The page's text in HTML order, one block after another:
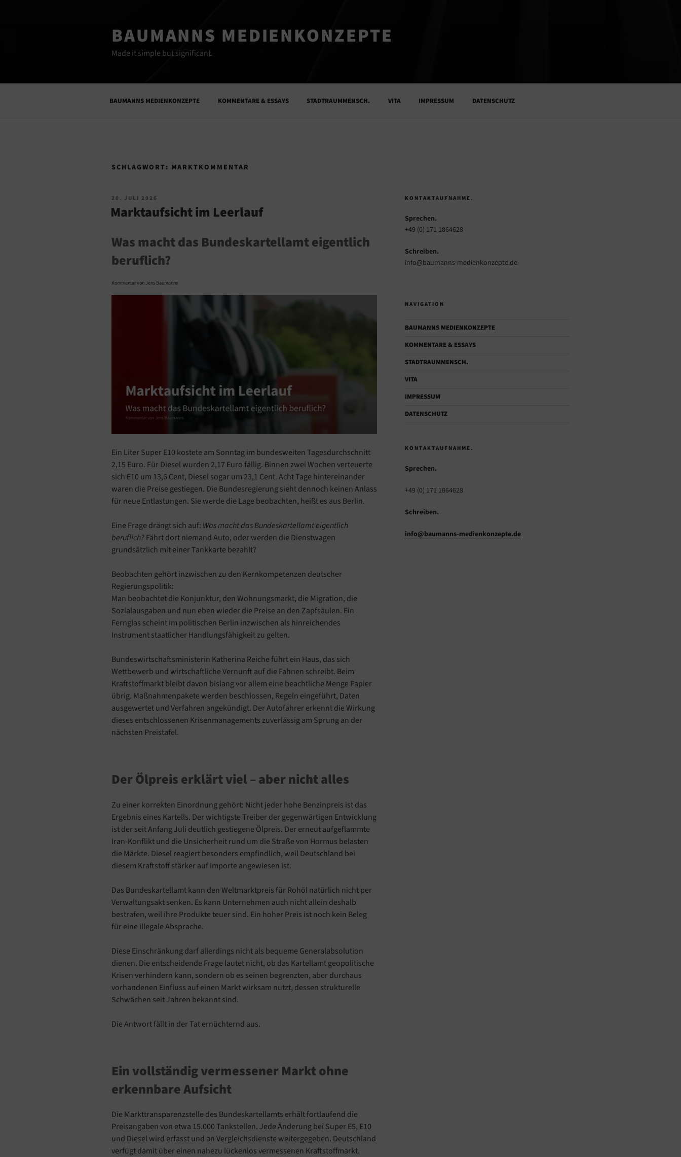
BAUMANNS MEDIENKONZEPTE
Made it simple but significant.
BAUMANNS MEDIENKONZEPTE KOMMENTARE & ESSAYS STADTRAUMMENSCH. VITA IMPRESSUM DATENSCHUTZ
SCHLAGWORT: MARKTKOMMENTAR
VERÖFFENTLICHT
20. JULI 2026
Marktaufsicht im Leerlauf
Was macht das Bundeskartellamt eigentlich
beruflich?
Kommentar von Jens Baumanns
Ein Liter Super E10 kostete am Sonntag im bundesweiten Tagesdurchschnitt
2,15 Euro. Für Diesel wurden 2,17 Euro fällig. Binnen zwei Wochen verteuerte
sich E10 um 13,6 Cent, Diesel sogar um 23,1 Cent. Acht Tage hintereinander
waren die Preise gestiegen. Die Bundesregierung sieht dennoch keinen Anlass
für neue Entlastungen. Sie werde die Lage beobachten, heißt es aus Berlin.
Eine Frage drängt sich auf: Was macht das Bundeskartellamt eigentlich
beruflich?Fährt dort niemand Auto, oder werden die Dienstwagen
grundsätzlich mit einer Tankkarte bezahlt?
Beobachten gehört inzwischen zu den Kernkompetenzen deutscher
Regierungspolitik:
Man beobachtet die Konjunktur, den Wohnungsmarkt, die Migration, die
Sozialausgaben und nun eben wieder die Preise an den Zapfsäulen. Ein
Fernglas scheint im politischen Berlin inzwischen als hinreichendes
Instrument staatlicher Handlungsfähigkeit zu gelten.
Bundeswirtschaftsministerin Katherina Reiche führt ein Haus, das sich
Wettbewerb und wirtschaftliche Vernunft auf die Fahnen schreibt. Beim
Kraftstoffmarkt bleibt davon bislang vor allem eine beachtliche Menge Papier
übrig. Maßnahmenpakete werden beschlossen, Regeln eingeführt, Daten
ausgewertet und Verfahren angekündigt. Der Autofahrer erkennt die Wirkung
dieses entschlossenen Krisenmanagements zuverlässig am Sprung an der
nächsten Preistafel.
Der Ölpreis erklärt viel – aber nicht alles
Zu einer korrekten Einordnung gehört: Nicht jeder hohe Benzinpreis ist das
Ergebnis eines Kartells. Der wichtigste Treiber der gegenwärtigen Entwicklung
ist der seit Anfang Juli deutlich gestiegene Ölpreis. Der erneut aufgeflammte
Iran-Konflikt und die Unsicherheit rund um die Straße von Hormus belasten
die Märkte. Diesel reagiert besonders empfindlich, weil Deutschland bei
diesem Kraftstoff stärker auf Importe angewiesen ist.
Das Bundeskartellamt kann den Weltmarktpreis für Rohöl natürlich nicht per
Verwaltungsakt senken. Es kann Unternehmen auch nicht allein deshalb
bestrafen, weil ihre Produkte teuer sind. Ein hoher Preis ist noch kein Beleg
für eine illegale Absprache.
Diese Einschränkung darf allerdings nicht als bequeme Generalabsolution
dienen. Die entscheidende Frage lautet nicht, ob das Kartellamt geopolitische
Krisen verhindern kann, sondern ob es seinen begrenzten, aber durchaus
vorhandenen Einfluss auf einen Markt wirksam nutzt, dessen strukturelle
Schwächen seit Jahren bekannt sind.
Die Antwort fällt in der Tat ernüchternd aus.
Ein vollständig vermessener Markt ohne
erkennbare Aufsicht
Die Markttransparenzstelle des Bundeskartellamts erhält fortlaufend die
Preisangaben von etwa 15.000 Tankstellen. Jede Änderung bei Super E5, E10
und Diesel wird erfasst und an Vergleichsdienste weitergegeben. Deutschland
verfügt damit über einen nahezu lückenlos vermessenen Kraftstoffmarkt.
KONTAKTAUFNAHME.
Sprechen.
+49 (0) 171 1864628
Schreiben.
info@baumanns-medienkonzepte.de
NAVIGATION
BAUMANNS MEDIENKONZEPTE
KOMMENTARE & ESSAYS
STADTRAUMMENSCH.
VITA
IMPRESSUM
DATENSCHUTZ
KONTAKTAUFNAHME.
Sprechen.
+49 (0) 171 1864628
Schreiben.
info@baumanns-medienkonzepte.de